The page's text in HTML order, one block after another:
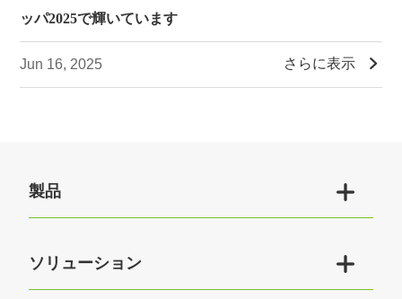
ッパ2025で輝いています
Jun 16, 2025 さらに表示 
製品 
ソリューション 